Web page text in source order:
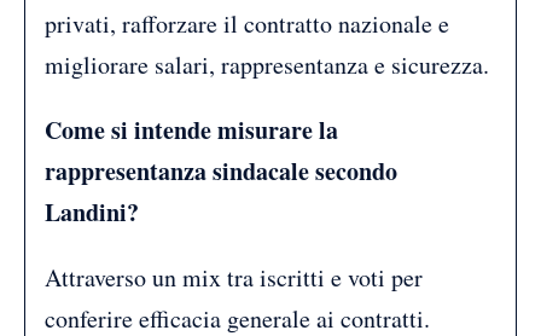
privati, rafforzare il contratto nazionale e
migliorare salari, rappresentanza e sicurezza.
Come si intende misurare la
rappresentanza sindacale secondo
Landini?
Attraverso un mix tra iscritti e voti per
conferire efficacia generale ai contratti.